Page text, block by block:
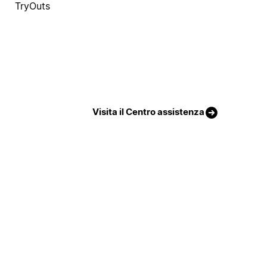
TryOuts
Visita il Centro assistenza